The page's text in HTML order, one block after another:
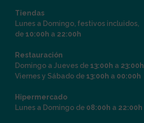
Tiendas
Lunes a Domingo, festivos incluidos,
de10:00h a 22:00h
Restauración
Domingo a Jueves de13:00h a 23:00h
Viernes y Sábado de13:00h a 00:00h
Hipermercado
Lunes a Domingo de 08:00h a 22:00h